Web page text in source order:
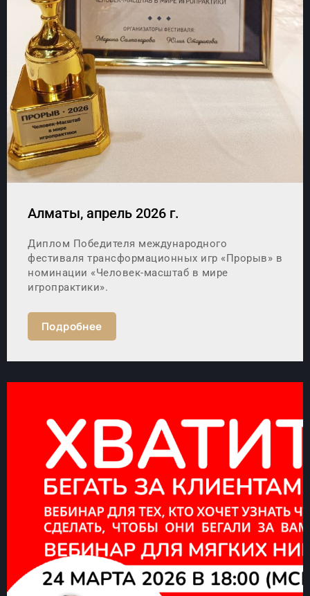
Алматы, апрель 2026 г.
Диплом Победителя международного
фестиваля трансформационных игр «Прорыв» в
номинации «Человек-масштаб в мире
игропрактики».
Подробнее